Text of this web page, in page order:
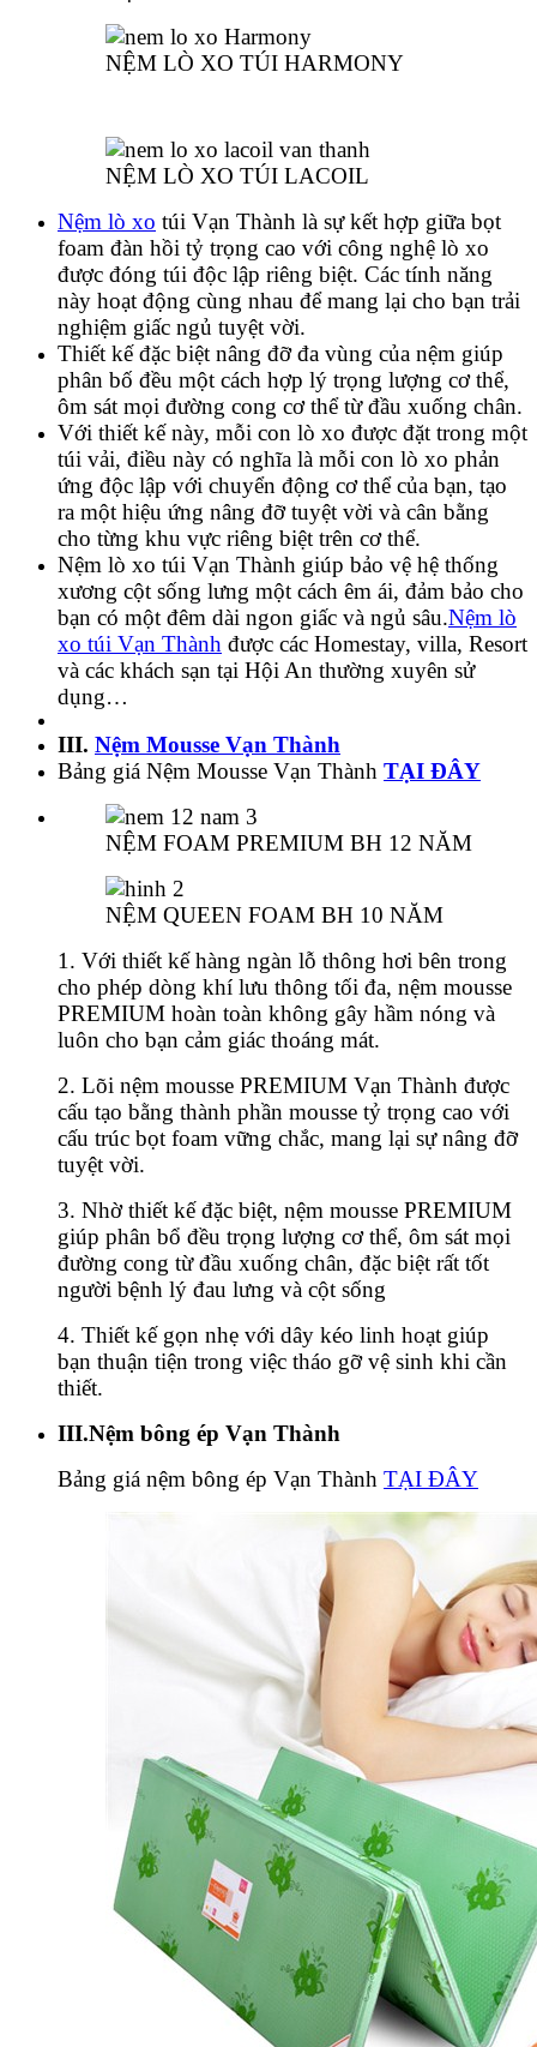
NỆM LÒ XO TÚI HARMONY
NỆM LÒ XO TÚI LACOIL
Nệm lò xo túi Vạn Thành là sự kết hợp giữa bọt
foam đàn hồi tỷ trọng cao với công nghệ lò xo
được đóng túi độc lập riêng biệt. Các tính năng
này hoạt động cùng nhau để mang lại cho bạn trải
nghiệm giấc ngủ tuyệt vời.
Thiết kế đặc biệt nâng đỡ đa vùng của nệm giúp
phân bố đều một cách hợp lý trọng lượng cơ thể,
ôm sát mọi đường cong cơ thể từ đầu xuống chân.
Với thiết kế này, mỗi con lò xo được đặt trong một
túi vải, điều này có nghĩa là mỗi con lò xo phản
ứng độc lập với chuyển động cơ thể của bạn, tạo
ra một hiệu ứng nâng đỡ tuyệt vời và cân bằng
cho từng khu vực riêng biệt trên cơ thể.
Nệm lò xo túi Vạn Thành giúp bảo vệ hệ thống
xương cột sống lưng một cách êm ái, đảm bảo cho
bạn có một đêm dài ngon giấc và ngủ sâu.Nệm lò
xo túi Vạn Thành được các Homestay, villa, Resort
và các khách sạn tại Hội An thường xuyên sử
dụng…
III. Nệm Mousse Vạn Thành
Bảng giá Nệm Mousse Vạn Thành TẠI ĐÂY
NỆM FOAM PREMIUM BH 12 NĂM
NỆM QUEEN FOAM BH 10 NĂM
1. Với thiết kế hàng ngàn lỗ thông hơi bên trong
cho phép dòng khí lưu thông tối đa, nệm mousse
PREMIUM hoàn toàn không gây hầm nóng và
luôn cho bạn cảm giác thoáng mát.
2. Lõi nệm mousse PREMIUM Vạn Thành được
cấu tạo bằng thành phần mousse tỷ trọng cao với
cấu trúc bọt foam vững chắc, mang lại sự nâng đỡ
tuyệt vời.
3. Nhờ thiết kế đặc biệt, nệm mousse PREMIUM
giúp phân bổ đều trọng lượng cơ thể, ôm sát mọi
đường cong từ đầu xuống chân, đặc biệt rất tốt
người bệnh lý đau lưng và cột sống
4. Thiết kế gọn nhẹ với dây kéo linh hoạt giúp
bạn thuận tiện trong việc tháo gỡ vệ sinh khi cần
thiết.
III.Nệm bông ép Vạn Thành
Bảng giá nệm bông ép Vạn Thành TẠI ĐÂY